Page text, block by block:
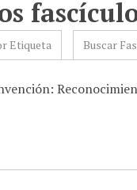
Etiqueta Buscar